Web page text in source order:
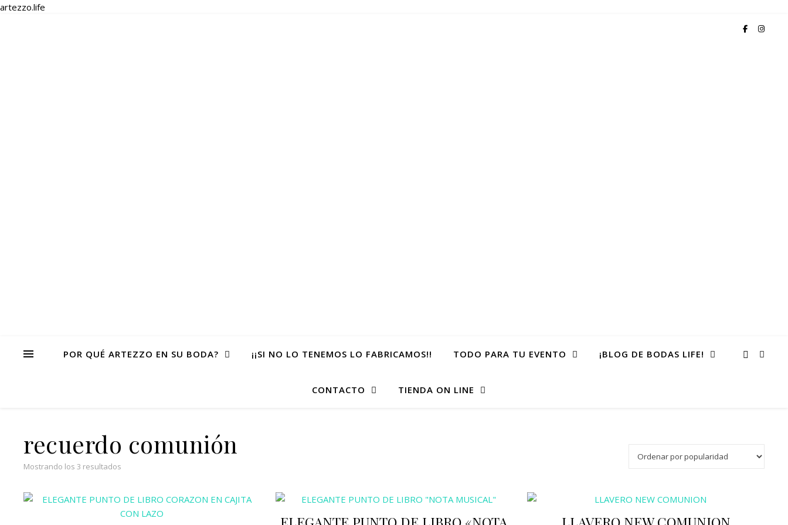
artezzo.life
POR QUÉ ARTEZZO EN SU BODA? ¡¡SI NO LO TENEMOS LO FABRICAMOS!! TODO PARA TU EVENTO ¡BLOG DE BODAS LIFE!
CONTACTO TIENDA ON LINE
recuerdo comunión
Mostrando los 3 resultados